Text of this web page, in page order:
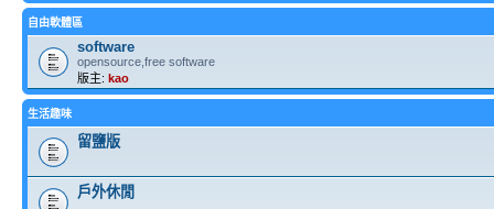
自由軟體區
software
opensource,free software
版主: kao
生活趣味
留鹽版
戶外休閒